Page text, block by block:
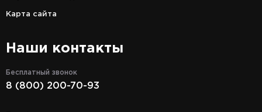
Карта сайта
Наши контакты
Бесплатный звонок
8 (800) 200-70-93